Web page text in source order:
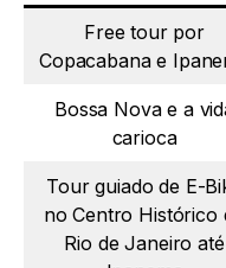
Free tour por
Copacabana e
Bossa Nova e a
carioca
Tour guiado de E-
no Centro Histórico
Rio de Janeiro até